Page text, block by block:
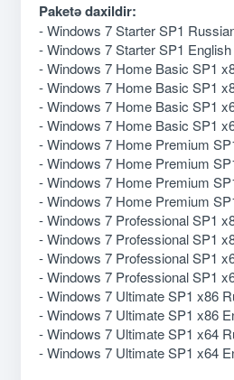
Paketə daxildir:
- Windows 7 Starter SP1
- Windows 7 Starter SP1 English
- Windows 7 Home Basic SP1
- Windows 7 Home Basic SP1
- Windows 7 Home Basic SP1
- Windows 7 Home Basic SP1
- Windows 7 Home Premium
- Windows 7 Home Premium
- Windows 7 Home Premium
- Windows 7 Home Premium
- Windows 7 Professional SP1
- Windows 7 Professional SP1
- Windows 7 Professional SP1
- Windows 7 Professional SP1
- Windows 7 Ultimate SP1 x86
- Windows 7 Ultimate SP1 x86
- Windows 7 Ultimate SP1 x64
- Windows 7 Ultimate SP1 x64